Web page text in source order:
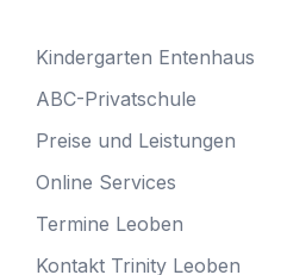
Kindergarten Entenhaus
ABC-Privatschule
Preise und Leistungen
Online Services
Termine Leoben
Kontakt Trinity Leoben